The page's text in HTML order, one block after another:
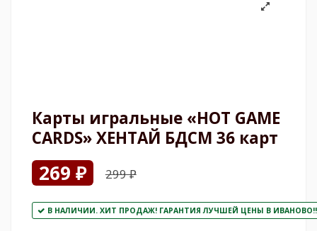
Карты игральные «HOT GAME
CARDS» ХЕНТАЙ БДСМ 36 карт
269 ₽ 299 ₽
В НАЛИЧИИ. ХИТ ПРОДАЖ! ГАРАНТИЯ ЛУЧШЕЙ ЦЕНЫ В